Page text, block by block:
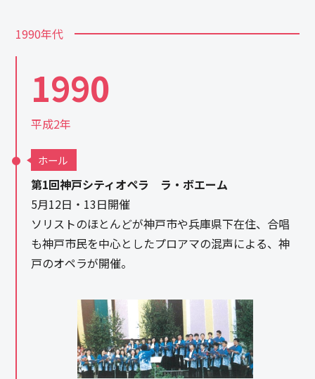
1990年代
1990
平成2年
ホール
第1回神戸シティオペラ ラ・ボエーム
5月12日・13日開催
ソリストのほとんどが神戸市や兵庫県下在住、合唱
も神戸市民を中心としたプロアマの混声による、神
戸のオペラが開催。